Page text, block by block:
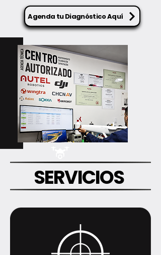
Agenda tu Diagnóstico Aquí
SERVICIOS